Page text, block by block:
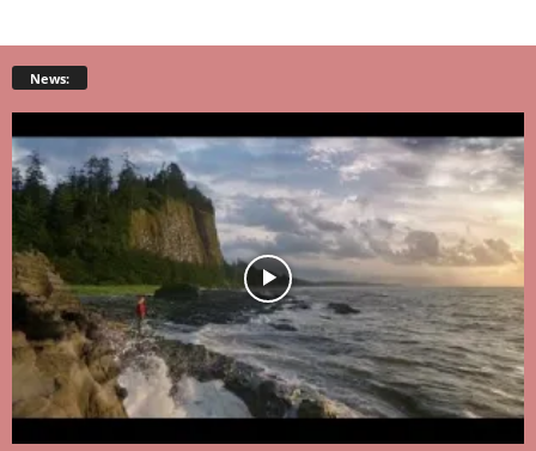
News: